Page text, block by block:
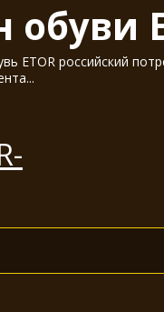
ETOR российский